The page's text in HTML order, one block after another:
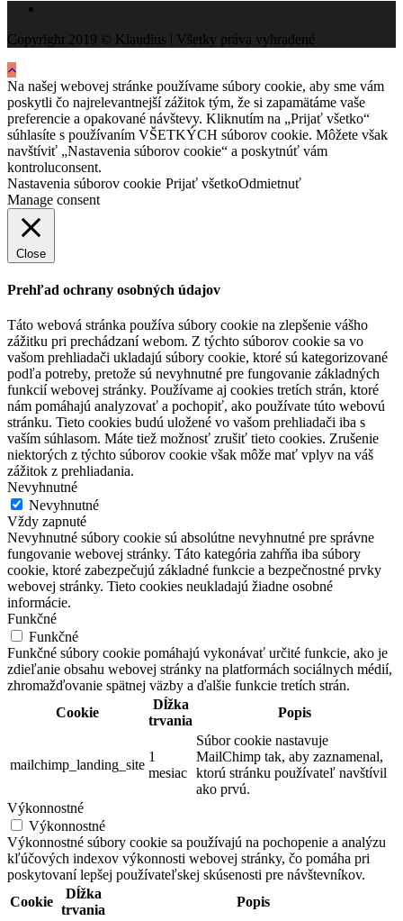
Copyright 2019 © Klaudius | Všetky práva vyhradené
Na našej webovej stránke používame súbory cookie, aby sme vám
poskytli čo najrelevantnejší zážitok tým, že si zapamätáme vaše
preferencie a opakované návštevy. Kliknutím na „Prijať všetko“
súhlasíte s používaním VŠETKÝCH súborov cookie. Môžete však
navštíviť „Nastavenia súborov cookie“ a poskytnúť vám
kontroluconsent.
Nastavenia súborov cookie Prijať všetkoOdmietnuť
Manage consent
Close
Prehľad ochrany osobných údajov
Táto webová stránka používa súbory cookie na zlepšenie vášho
zážitku pri prechádzaní webom. Z týchto súborov cookie sa vo
vašom prehliadači ukladajú súbory cookie, ktoré sú kategorizované
podľa potreby, pretože sú nevyhnutné pre fungovanie základných
funkcií webovej stránky. Používame aj cookies tretích strán, ktoré
nám pomáhajú analyzovať a pochopiť, ako používate túto webovú
stránku. Tieto cookies budú uložené vo vašom prehliadači iba s
vaším súhlasom. Máte tiež možnosť zrušiť tieto cookies. Zrušenie
niektorých z týchto súborov cookie však môže mať vplyv na váš
zážitok z prehliadania.
Nevyhnutné
Nevyhnutné
Vždy zapnuté
Nevyhnutné súbory cookie sú absolútne nevyhnutné pre správne
fungovanie webovej stránky. Táto kategória zahŕňa iba súbory
cookie, ktoré zabezpečujú základné funkcie a bezpečnostné prvky
webovej stránky. Tieto cookies neukladajú žiadne osobné
informácie.
Funkčné
Funkčné
Funkčné súbory cookie pomáhajú vykonávať určité funkcie, ako je
zdieľanie obsahu webovej stránky na platformách sociálnych médií,
zhromažďovanie spätnej väzby a ďalšie funkcie tretích strán.
Cookie
Dĺžka
trvania
Popis
mailchimp_landing_site
1
mesiac
Súbor cookie nastavuje
MailChimp tak, aby zaznamenal,
ktorú stránku používateľ navštívil
ako prvú.
Výkonnostné
Výkonnostné
Výkonnostné súbory cookie sa používajú na pochopenie a analýzu
kľúčových indexov výkonnosti webovej stránky, čo pomáha pri
poskytovaní lepšej používateľskej skúsenosti pre návštevníkov.
Cookie
Dĺžka
trvania
Popis